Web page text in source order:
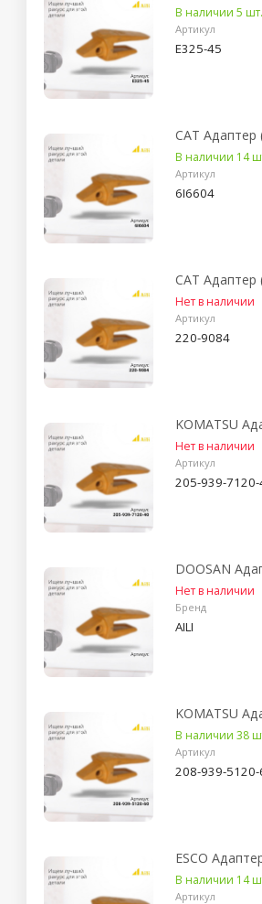
В наличии 5 шт.
Артикул
E325-45
CAT
В наличии 14
Артикул
6I6604
CAT
Нет в наличии
Артикул
220-9084
KOMATSU
Нет в наличии
Артикул
205-939-7120-
DOOSAN
Нет в наличии
Бренд
AILI
KOMATSU
В наличии 38
Артикул
208-939-5120-
ESCO
В наличии 14
Артикул